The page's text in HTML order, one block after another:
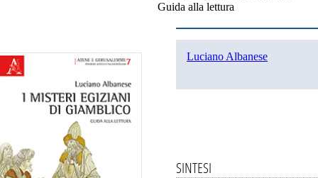
Guida alla lettura
Luciano Albanese
SINTESI